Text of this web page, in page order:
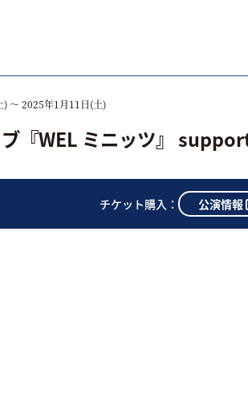
～ 2025年1月11日(土)
『WEL ミニッツ』
チケット購入： 公演情報